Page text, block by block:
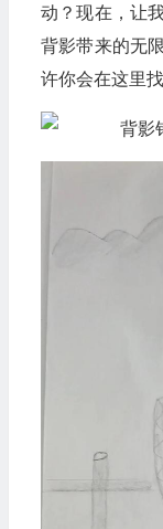
动？现在，让
背影带来的无
许你会在这里